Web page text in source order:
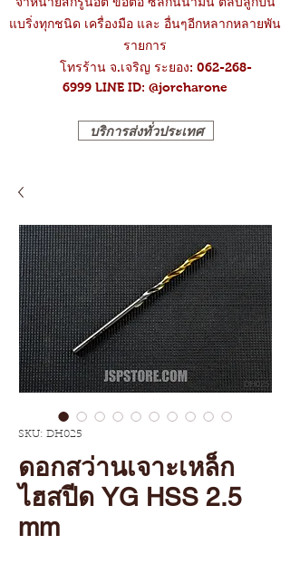
จำหน่ายสกรูน็อต ข้อต่อ ซีลกันน้ำมัน ตลับลูกปืน
แบริ่งทุกชนิด เครื่องมือ และ อื่นๆอีกหลากหลายพัน
รายการ
โทรร้าน จ.เจริญ ระยอง: 062-268-
6999 LINE ID: @jorcharone
บริการส่งทั่วประเทศ
SKU: DH025
ดอกสว่านเจาะเหล็ก
ไฮสปีด YG HSS 2.5
mm